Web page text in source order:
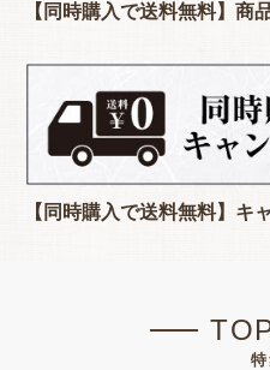
【同時購入で送料無料】商
【同時購入で送料無料】キ